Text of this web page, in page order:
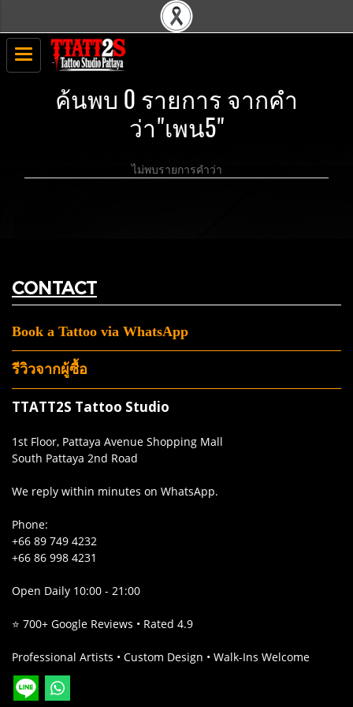
ค้นพบ 0 รายการ จากคำ
ว่า"เพน5"
ไม่พบรายการคำว่า
CONTACT
Book a Tattoo via WhatsApp
รีวิวจากผู้ซื้อ
TTATT2S Tattoo Studio
1st Floor, Pattaya Avenue Shopping Mall
South Pattaya 2nd Road
We reply within minutes on WhatsApp.
Phone:
+66 89 749 4232
+66 86 998 4231
Open Daily 10:00 - 21:00
⭐ 700+ Google Reviews • Rated 4.9
Professional Artists • Custom Design • Walk-Ins Welcome